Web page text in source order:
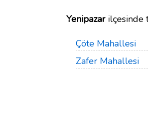
Yenipazarilçesinde
Çöte Mahallesi
Zafer Mahallesi